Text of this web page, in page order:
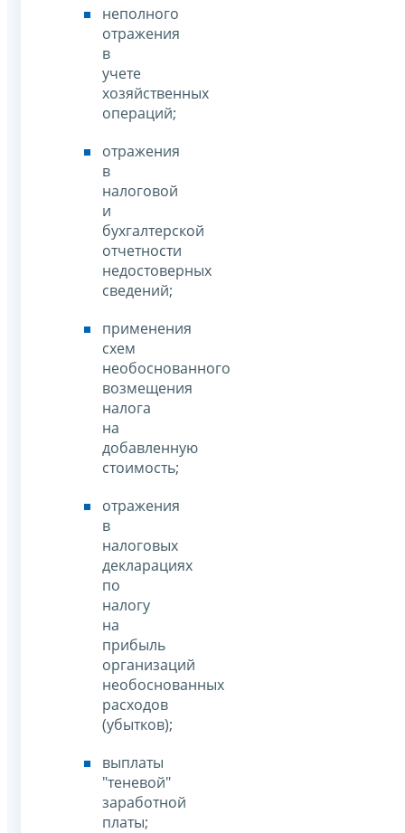
неполного
отражения
в
учете
хозяйственных
операций;
отражения
в
налоговой
и
бухгалтерской
отчетности
недостоверных
сведений;
применения
схем
необоснованного
возмещения
налога
на
добавленную
стоимость;
отражения
в
налоговых
декларациях
по
налогу
на
прибыль
организаций
необоснованных
расходов
(убытков);
выплаты
"теневой"
заработной
платы;